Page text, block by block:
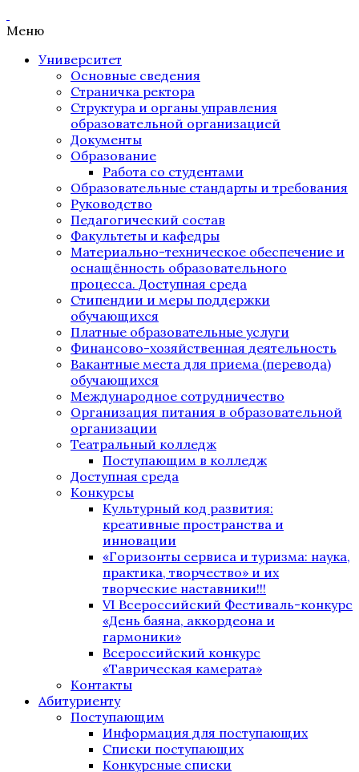
Меню
Университет
Основные сведения
Страничка ректора
Структура и органы управления
образовательной организацией
Документы
Образование
Работа со студентами
Образовательные стандарты и требования
Руководство
Педагогический состав
Факультеты и кафедры
Материально-техническое обеспечение и
оснащённость образовательного
процесса. Доступная среда
Стипендии и меры поддержки
обучающихся
Платные образовательные услуги
Финансово-хозяйственная деятельность
Вакантные места для приема (перевода)
обучающихся
Международное сотрудничество
Организация питания в образовательной
организации
Театральный колледж
Поступающим в колледж
Доступная среда
Конкурсы
Культурный код развития:
креативные пространства и
инновации
«Горизонты сервиса и туризма: наука,
практика, творчество» и их
творческие наставники!!!
VI Всероссийский Фестиваль-конкурс
«День баяна, аккордеона и
гармоники»
Всероссийский конкурс
«Таврическая камерата»
Контакты
Абитуриенту
Поступающим
Информация для поступающих
Списки поступающих
Конкурсные списки